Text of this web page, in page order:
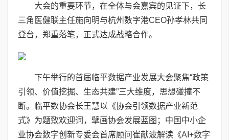
大会的重要环节，在全体与会嘉宾的见证下，长
三角医健联主任施向明与杭州数字港CEO孙孝林共同
登台，郑重落笔，正式达成战略合作。
下午举行的首届临平数据产业发展大会聚焦“政策
引领、价值挖掘、生态共建”三大维度，思想碰撞不
断。临平数协会长王慧以《协会引领数据产业新范
式》为题致欢迎词，擘画协会发展蓝图；中国中小企
业协会数字创新专委会首席顾问崔献波解读《AI+数字